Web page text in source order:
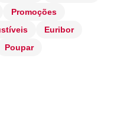
Promoções
Euribor
Poupar